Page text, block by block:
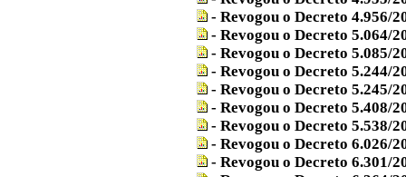
- Revogou o Decreto 4.956/
- Revogou o Decreto 5.064/
- Revogou o Decreto 5.085/
- Revogou o Decreto 5.244/
- Revogou o Decreto 5.245/
- Revogou o Decreto 5.408/
- Revogou o Decreto 5.538/
- Revogou o Decreto 6.026/
- Revogou o Decreto 6.301/